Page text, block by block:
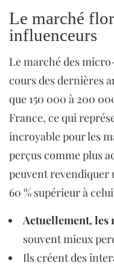
Le marché
influenceurs
Le marché des
cours des dernières
que 150 000 à 200
France, ce qui
incroyable pour les
perçus comme plus
peuvent revendiquer
60 % supérieur à
Actuellement,
souvent mieux
Ils créent des